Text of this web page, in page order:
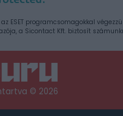
ESET programcsomagokkal
a Sicontact Kft. biztosít
© 2026